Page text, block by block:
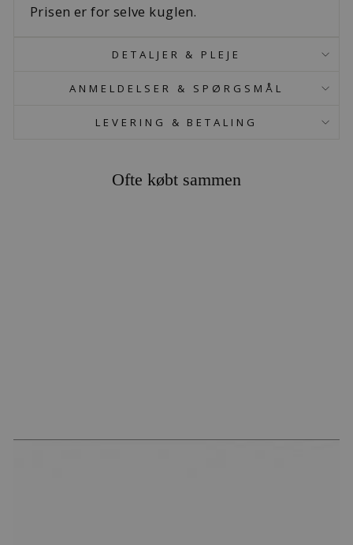
Prisen er for selve kuglen.
DETALJER & PLEJE
ANMELDELSER & SPØRGSMÅL
LEVERING & BETALING
Ofte købt sammen